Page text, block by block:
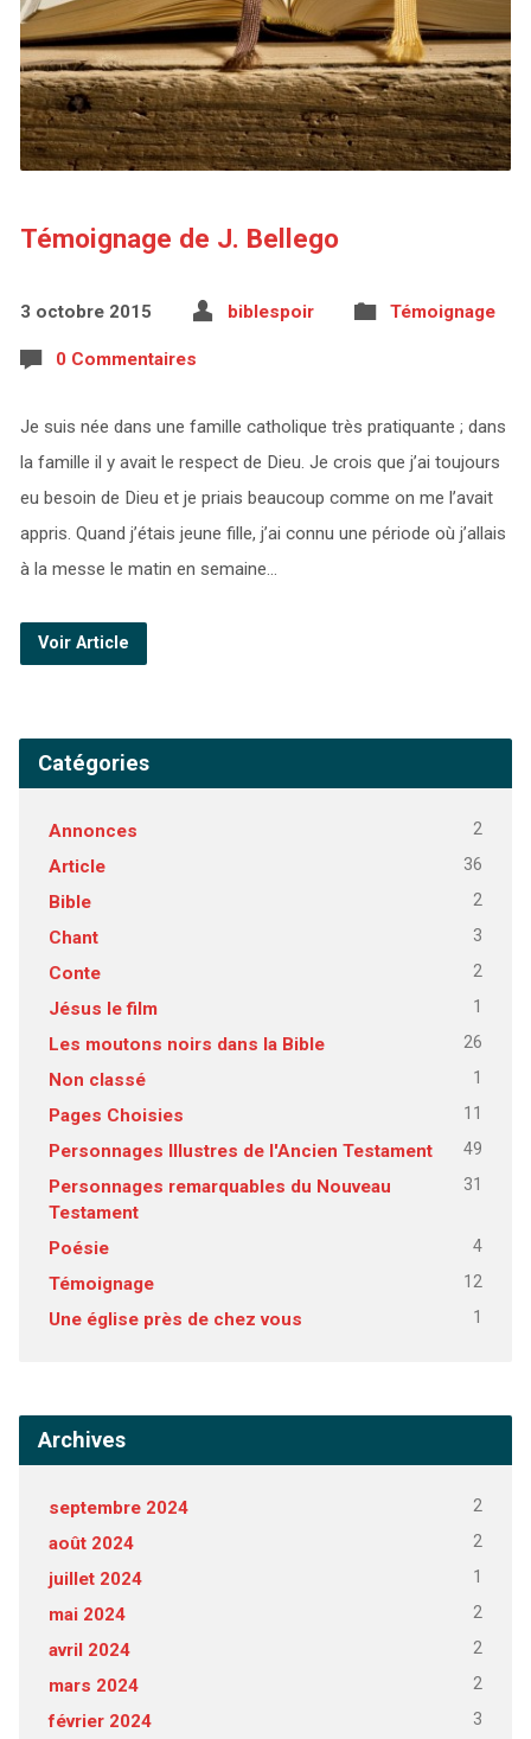
Témoignage de J. Bellego
3 octobre 2015 biblespoir Témoignage
0 Commentaires
Je suis née dans une famille catholique très pratiquante ; dans
la famille il y avait le respect de Dieu. Je crois que j’ai toujours
eu besoin de Dieu et je priais beaucoup comme on me l’avait
appris. Quand j’étais jeune fille, j’ai connu une période où j’allais
à la messe le matin en semaine…
Voir Article
Catégories
Annonces 2
Article 36
Bible 2
Chant 3
Conte 2
Jésus le film 1
Les moutons noirs dans la Bible 26
Non classé 1
Pages Choisies 11
Personnages Illustres de l'Ancien Testament 49
Personnages remarquables du Nouveau
Testament
31
Poésie 4
Témoignage 12
Une église près de chez vous 1
Archives
septembre 2024 2
août 2024 2
juillet 2024 1
mai 2024 2
avril 2024 2
mars 2024 2
février 2024 3